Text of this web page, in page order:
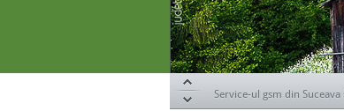
Specialiștii de la DOR